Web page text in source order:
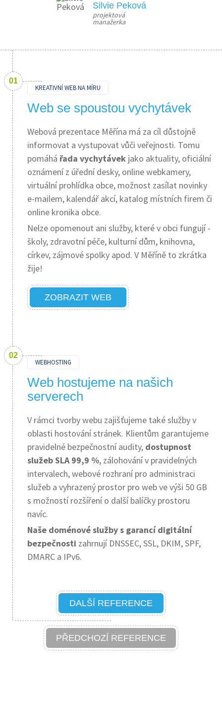
Silvie Peková
projektová
manažerka
KREATIVNÍ WEB NA MÍRU
Web se spoustou vychytávek
Webová prezentace Měřína má za cíl důstojně
informovat a vystupovat vůči veřejnosti. Tomu
pomáhá řada vychytávek jako aktuality, oficiální
oznámení z úřední desky, online webkamery,
virtuální prohlídka obce, možnost zasílat novinky
e-mailem, kalendář akcí, katalog místních firem či
online kronika obce.
Nelze opomenout ani služby, které v obci fungují -
školy, zdravotní péče, kulturní dům, knihovna,
církev, zájmové spolky apod. V Měříně to zkrátka
žije!
ZOBRAZIT WEB
WEBHOSTING
Web hostujeme na našich
serverech
V rámci tvorby webu zajišťujeme také služby v
oblasti hostování stránek. Klientům garantujeme
pravidelné bezpečnostní audity, dostupnost
služeb SLA 99,9 %, zálohování v pravidelných
intervalech, webové rozhraní pro administraci
služeb a vyhrazený prostor pro web ve výši 50 GB
s možností rozšíření o další balíčky prostoru
navíc.
Naše doménové služby s garancí digitální
bezpečnosti zahrnují DNSSEC, SSL, DKIM, SPF,
DMARC a IPv6.
PŘEDCHOZÍ REFERENCE
DALŠÍ REFERENCE